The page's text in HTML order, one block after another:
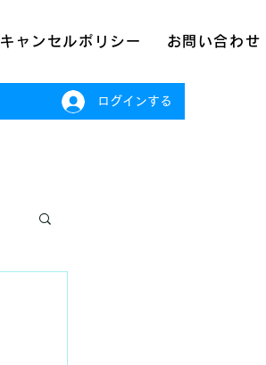
キャンセルポリシー お問い合わせ
ログインする